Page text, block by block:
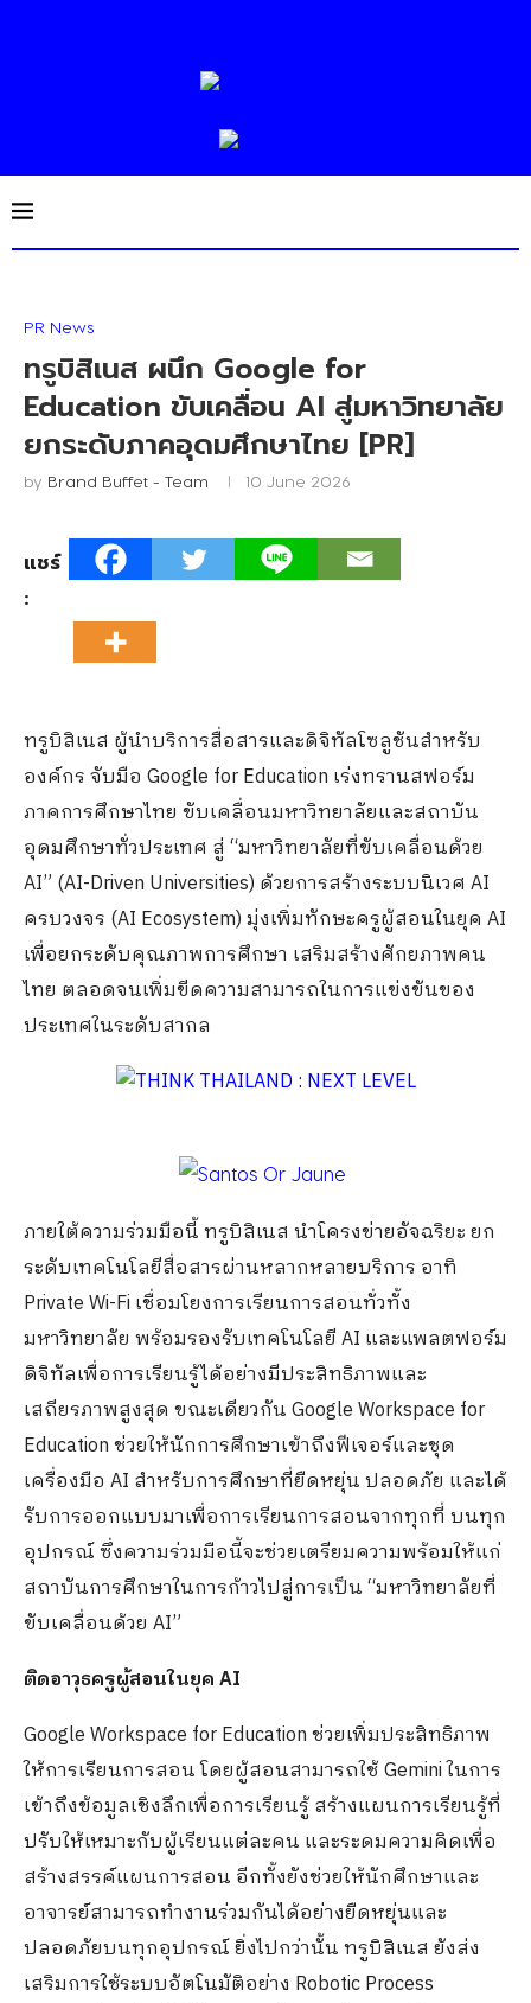
PR News
ทรูบิสิเนส ผนึก Google for
Education ขับเคลื่อน AI สู่มหาวิทยาลัย
ยกระดับภาคอุดมศึกษาไทย [PR]
by Brand Buffet - Team 10 June 2026
แชร์
:
ทรูบิสิเนส ผู้นำบริการสื่อสารและดิจิทัลโซลูชันสำหรับ
องค์กร จับมือ Google for Education เร่งทรานสฟอร์ม
ภาคการศึกษาไทย ขับเคลื่อนมหาวิทยาลัยและสถาบัน
อุดมศึกษาทั่วประเทศ สู่ “มหาวิทยาลัยที่ขับเคลื่อนด้วย
AI” (AI-Driven Universities) ด้วยการสร้างระบบนิเวศ AI
ครบวงจร (AI Ecosystem) มุ่งเพิ่มทักษะครูผู้สอนในยุค AI
เพื่อยกระดับคุณภาพการศึกษา เสริมสร้างศักยภาพคน
ไทย ตลอดจนเพิ่มขีดความสามารถในการแข่งขันของ
ประเทศในระดับสากล
ภายใต้ความร่วมมือนี้ ทรูบิสิเนส นำโครงข่ายอัจฉริยะ ยก
ระดับเทคโนโลยีสื่อสารผ่านหลากหลายบริการ อาทิ
Private Wi-Fi เชื่อมโยงการเรียนการสอนทั่วทั้ง
มหาวิทยาลัย พร้อมรองรับเทคโนโลยี AI และแพลตฟอร์ม
ดิจิทัลเพื่อการเรียนรู้ได้อย่างมีประสิทธิภาพและ
เสถียรภาพสูงสุด ขณะเดียวกัน Google Workspace for
Education ช่วยให้นักการศึกษาเข้าถึงฟีเจอร์และชุด
เครื่องมือ AI สำหรับการศึกษาที่ยืดหยุ่น ปลอดภัย และได้
รับการออกแบบมาเพื่อการเรียนการสอนจากทุกที่ บนทุก
อุปกรณ์ ซึ่งความร่วมมือนี้จะช่วยเตรียมความพร้อมให้แก่
สถาบันการศึกษาในการก้าวไปสู่การเป็น “มหาวิทยาลัยที่
ขับเคลื่อนด้วย AI”
ติดอาวุธครูผู้สอนในยุค AI
Google Workspace for Education ช่วยเพิ่มประสิทธิภาพ
ให้การเรียนการสอน โดยผู้สอนสามารถใช้ Gemini ในการ
เข้าถึงข้อมูลเชิงลึกเพื่อการเรียนรู้ สร้างแผนการเรียนรู้ที่
ปรับให้เหมาะกับผู้เรียนแต่ละคน และระดมความคิดเพื่อ
สร้างสรรค์แผนการสอน อีกทั้งยังช่วยให้นักศึกษาและ
อาจารย์สามารถทำงานร่วมกันได้อย่างยืดหยุ่นและ
ปลอดภัยบนทุกอุปกรณ์ ยิ่งไปกว่านั้น ทรูบิสิเนส ยังส่ง
เสริมการใช้ระบบอัตโนมัติอย่าง Robotic Process